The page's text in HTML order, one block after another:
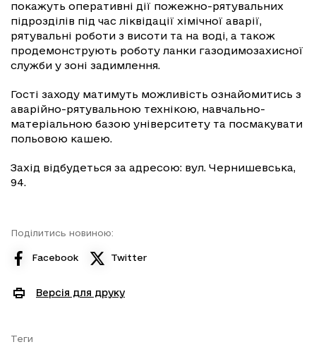
покажуть оперативні дії пожежно-рятувальних
підрозділів під час ліквідації хімічної аварії,
рятувальні роботи з висоти та на воді, а також
продемонструють роботу ланки газодимозахисної
служби у зоні задимлення.
Гості заходу матимуть можливість ознайомитись з
аварійно-рятувальною технікою, навчально-
матеріальною базою університету та посмакувати
польовою кашею.
Захід відбудеться за адресою: вул. Чернишевська,
94.
Поділитись новиною:
Facebook Twitter
Версія для друку
Теги